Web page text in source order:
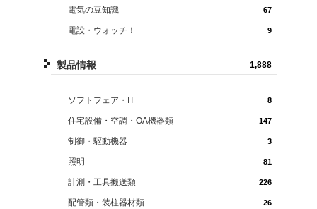
電気の豆知識 67
電設・ウォッチ！ 9
製品情報 1,888
ソフトフェア・IT 8
住宅設備・空調・OA機器類 147
制御・駆動機器 3
照明 81
計測・工具搬送類 226
配管類・装柱器材類 26